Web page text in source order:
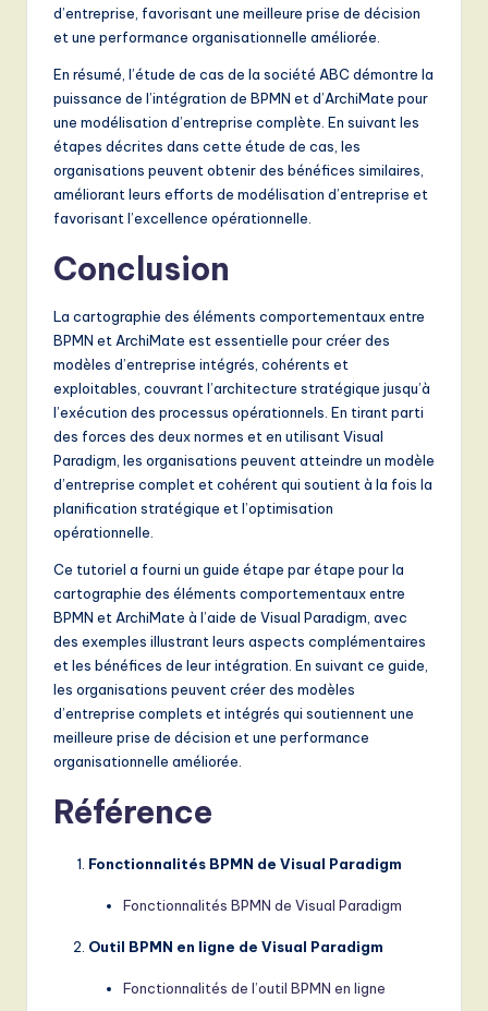
d’entreprise, favorisant une meilleure prise de décision
et une performance organisationnelle améliorée.
En résumé, l’étude de cas de la société ABC démontre la
puissance de l’intégration de BPMN et d’ArchiMate pour
une modélisation d’entreprise complète. En suivant les
étapes décrites dans cette étude de cas, les
organisations peuvent obtenir des bénéfices similaires,
améliorant leurs efforts de modélisation d’entreprise et
favorisant l’excellence opérationnelle.
Conclusion
La cartographie des éléments comportementaux entre
BPMN et ArchiMate est essentielle pour créer des
modèles d’entreprise intégrés, cohérents et
exploitables, couvrant l’architecture stratégique jusqu’à
l’exécution des processus opérationnels. En tirant parti
des forces des deux normes et en utilisant Visual
Paradigm, les organisations peuvent atteindre un modèle
d’entreprise complet et cohérent qui soutient à la fois la
planification stratégique et l’optimisation
opérationnelle.
Ce tutoriel a fourni un guide étape par étape pour la
cartographie des éléments comportementaux entre
BPMN et ArchiMate à l’aide de Visual Paradigm, avec
des exemples illustrant leurs aspects complémentaires
et les bénéfices de leur intégration. En suivant ce guide,
les organisations peuvent créer des modèles
d’entreprise complets et intégrés qui soutiennent une
meilleure prise de décision et une performance
organisationnelle améliorée.
Référence
Fonctionnalités BPMN de Visual Paradigm
Fonctionnalités BPMN de Visual Paradigm
Outil BPMN en ligne de Visual Paradigm
Fonctionnalités de l’outil BPMN en ligne